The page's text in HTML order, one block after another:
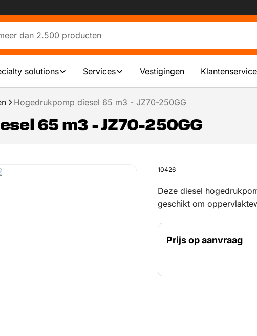
solutions Services Vestigingen Klantenservice
Hogedrukpomp diesel 65 m3 - JZ70-250GG
65 m3 - JZ70-250GG
10426
Deze diesel
geschikt om
biedt deze pomp een
maximumcapaciteit van
marine- en offshore om
Prijs op aanvraag